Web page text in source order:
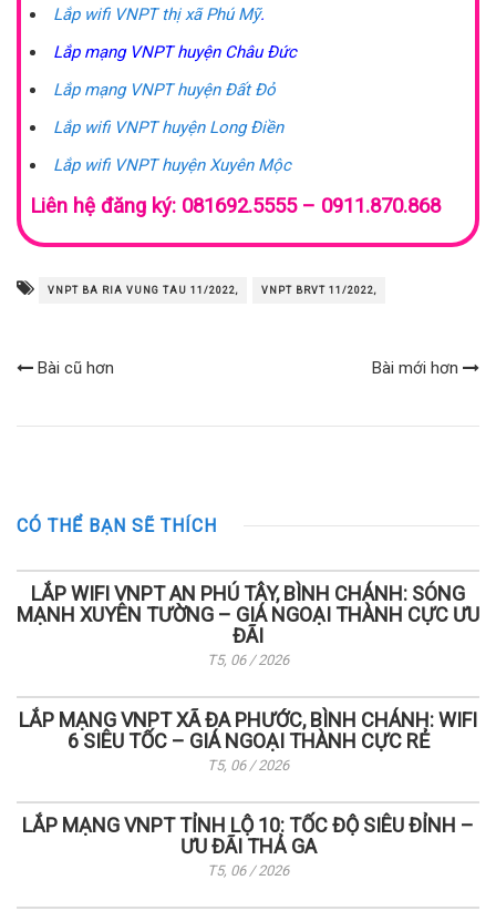
Lắp wifi VNPT thị xã Phú Mỹ.
Lắp mạng VNPT huyện Châu Đức
Lắp mạng VNPT huyện Đất Đỏ
Lắp wifi VNPT huyện Long Điền
Lắp wifi VNPT huyện Xuyên Mộc
Liên hệ đăng ký: 081692.5555 – 0911.870.868
VNPT BA RIA VUNG TAU 11/2022, VNPT BRVT 11/2022,
Bài cũ hơn Bài mới hơn
CÓ THỂ BẠN SẼ THÍCH
LẮP WIFI VNPT AN PHÚ TÂY, BÌNH CHÁNH: SÓNG
MẠNH XUYÊN TƯỜNG – GIÁ NGOẠI THÀNH CỰC ƯU
ĐÃI
T5, 06 / 2026
LẮP MẠNG VNPT XÃ ĐA PHƯỚC, BÌNH CHÁNH: WIFI
6 SIÊU TỐC – GIÁ NGOẠI THÀNH CỰC RẺ
T5, 06 / 2026
LẮP MẠNG VNPT TỈNH LỘ 10: TỐC ĐỘ SIÊU ĐỈNH –
ƯU ĐÃI THẢ GA
T5, 06 / 2026